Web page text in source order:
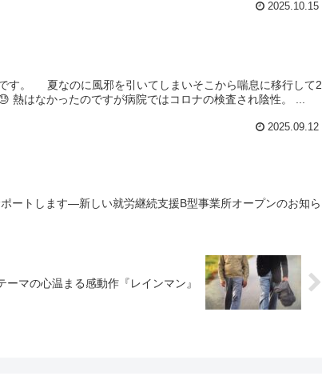
2025.10.15
す。 夏なのに風邪を引いてしまいそこから喘息に移行して2
熱はなかったのですが病院ではコロナの検査され陰性。 ...
2025.09.12
ートします―新しい就労継続支援B型事業所オープンのお知ら
ーマの心温まる感動作『レインマン』